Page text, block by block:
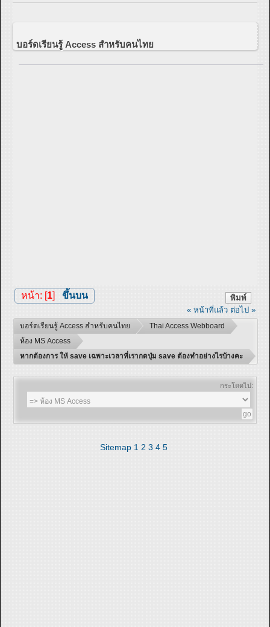
บอร์ดเรียนรู้ Access สำหรับคนไทย
พิมพ์
หน้า: [1] ขึ้นบน
« หน้าที่แล้ว ต่อไป »
บอร์ดเรียนรู้ Access สำหรับคนไทย
Thai Access Webboard
ห้อง MS Access
หากต้องการ ให้ save เฉพาะเวลาที่เรากดปุ่ม save ต้องทำอย่างไรบ้างคะ
กระโดดไป:
Sitemap 1 2 3 4 5